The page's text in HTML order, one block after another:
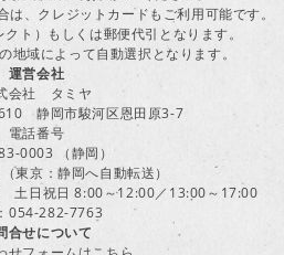
、クレジットカードもご利用可能です。
ト）もしくは郵便代引となります。
域によって自動選択となります。
運営会社
会社 タミヤ
静岡市駿河区恩田原3-7
電話番号
0003 （静岡）
東京：静岡へ自動転送）
土日祝日 8:00～12:00／13:00～17:00
054-282-7763
合せについて